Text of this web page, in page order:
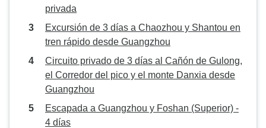
privada
Excursión de 3 días a Chaozhou y Shantou en
tren rápido desde Guangzhou
Circuito privado de 3 días al Cañón de Gulong,
el Corredor del pico y el monte Danxia desde
Guangzhou
Escapada a Guangzhou y Foshan (Superior) -
4 días